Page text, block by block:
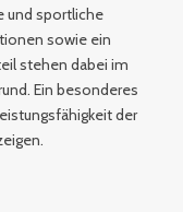
und sportliche
sowie ein
stehen dabei im
Ein besonderes
der